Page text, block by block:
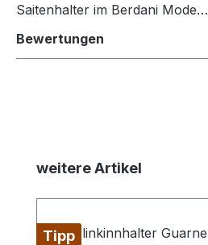
Saitenhalter im Berdani Mode…
Bewertungen
Produktgalerie überspringen
weitere Artikel
Tipp